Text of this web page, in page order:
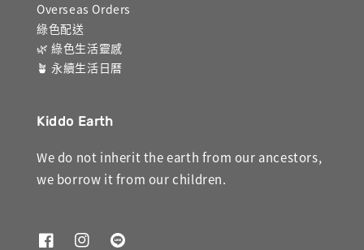
Overseas Orders
綠色配送
🌿 綠色生活靈感
🪴 永續生活日曆
Kiddo Earth
We do not inherit the earth from our ancestors,
we borrow it from our children.